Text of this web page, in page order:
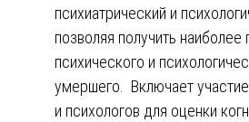
психиатрический и
позволяя получить наиболее
психического и
умершего. Включает участие
и психологов для оценки